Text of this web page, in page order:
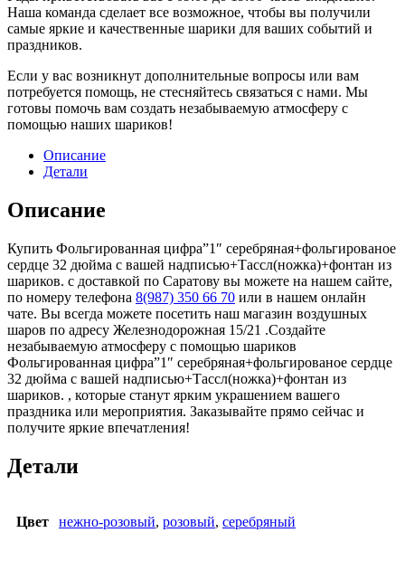
Наша команда сделает все возможное, чтобы вы получили
самые яркие и качественные шарики для ваших событий и
праздников.
Если у вас возникнут дополнительные вопросы или вам
потребуется помощь, не стесняйтесь связаться с нами. Мы
готовы помочь вам создать незабываемую атмосферу с
помощью наших шариков!
Описание
Детали
Описание
Купить Фольгированная цифра”1″ серебряная+фольгированое
сердце 32 дюйма с вашей надписью+Тассл(ножка)+фонтан из
шариков. с доставкой по Саратову вы можете на нашем сайте,
по номеру телефона 8(987) 350 66 70 или в нашем онлайн
чате. Вы всегда можете посетить наш магазин воздушных
шаров по адресу Железнодорожная 15/21 .Создайте
незабываемую атмосферу с помощью шариков
Фольгированная цифра”1″ серебряная+фольгированое сердце
32 дюйма с вашей надписью+Тассл(ножка)+фонтан из
шариков. , которые станут ярким украшением вашего
праздника или мероприятия. Заказывайте прямо сейчас и
получите яркие впечатления!
Детали
Цвет нежно-розовый, розовый, серебряный